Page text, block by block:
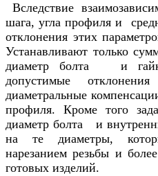
Вследствие
шага, угла профиля и
отклонения этих
Устанавливают только
диаметр болта и
допустимые
диаметральные
профиля. Кроме того
диаметр болта и
на те диаметры,
нарезанием резьбы и
готовых изделий.